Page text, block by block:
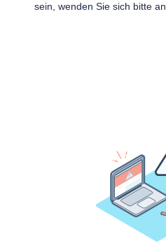
sein, wenden Sie sich bitte an